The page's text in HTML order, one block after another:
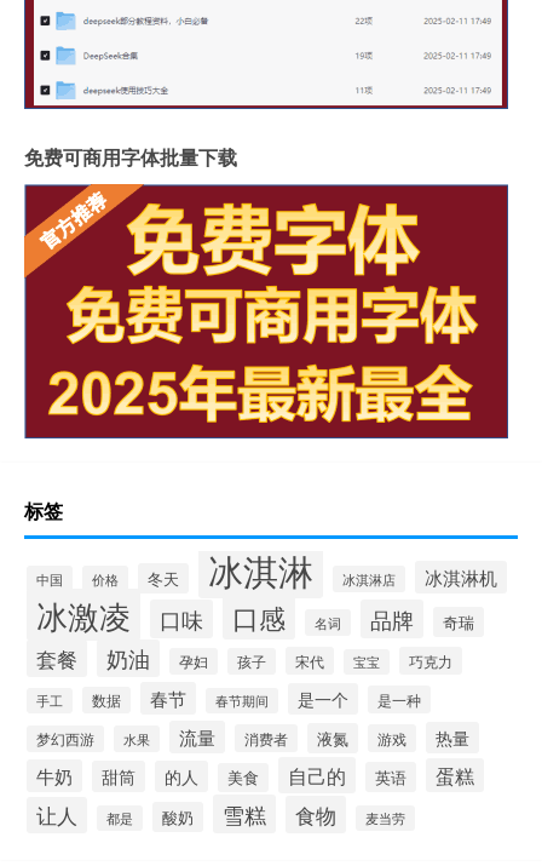
免费可商用字体批量下载
标签
中国 价格 冬天 冰淇淋 冰淇淋店 冰淇淋机
冰激凌 口味 口感 名词 品牌 奇瑞
套餐 奶油 孕妇 孩子 宋代 宝宝 巧克力
手工 数据 春节 春节期间 是一个 是一种
梦幻西游 水果 流量 消费者 液氮 游戏 热量
牛奶 甜筒 的人 美食 自己的 英语 蛋糕
让人 都是 酸奶 雪糕 食物 麦当劳